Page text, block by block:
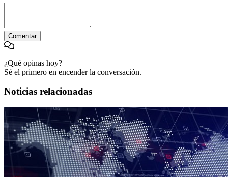
Comentar
¿Qué opinas hoy?
Sé el primero en encender la conversación.
Noticias relacionadas